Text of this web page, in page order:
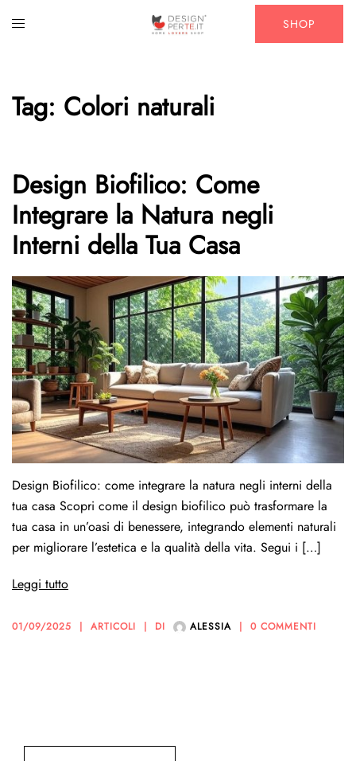
Mostra/Nascondi
SHOP
Tag: Colori naturali
Design Biofilico: Come
Integrare la Natura negli
Interni della Tua Casa
Design Biofilico: come integrare la natura negli interni della
tua casa Scopri come il design biofilico può trasformare la
tua casa in un’oasi di benessere, integrando elementi naturali
per migliorare l’estetica e la qualità della vita. Segui i […]
Leggi tutto
01/09/2025 ARTICOLI DI ALESSIA 0 COMMENTI